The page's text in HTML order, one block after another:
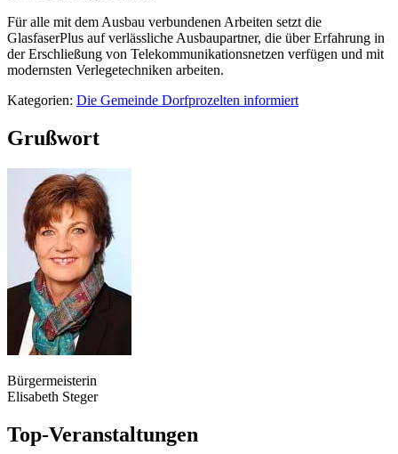
Für alle mit dem Ausbau verbundenen Arbeiten setzt die
GlasfaserPlus auf verlässliche Ausbaupartner, die über Erfahrung in
der Erschließung von Telekommunikationsnetzen verfügen und mit
modernsten Verlegetechniken arbeiten.
Kategorien: Die Gemeinde Dorfprozelten informiert
Grußwort
Bürgermeisterin
Elisabeth Steger
Top-Veranstaltungen